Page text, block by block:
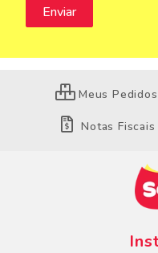
Meus Pedidos
Notas Fiscais